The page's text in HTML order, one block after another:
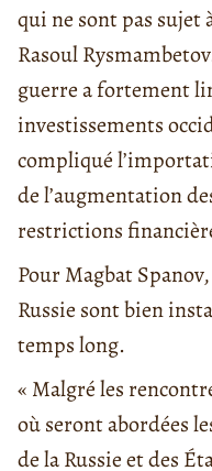
qui ne sont pas sujet
Rasoul
guerre a fortement
investissements
compliqué
de l’augmentation
restrictions
Pour Magbat
Russie sont bien
temps long.
« Malgré les
où seront abordées
de la Russie et des